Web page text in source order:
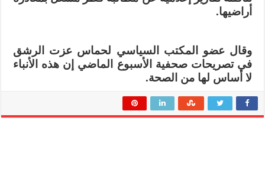
أراضيها.
وقال عضو المكتب السياسي لحماس عزت الرشق
في تصريحات صحفية الأسبوع الماضي إن هذه الأنباء
لا أساس لها من الصحة.